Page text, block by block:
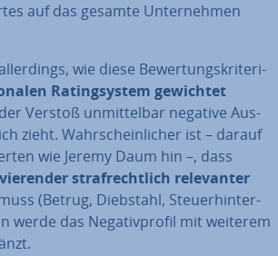
auf das gesamte Un­ter­neh­men
wie diese Be­wer­tungs­kri­te­ri­
Ra­ting­sys­tem gewichtet
Verstoß un­mit­tel­bar negative Aus­
zieht. Wahr­schein­li­cher ist – darauf
wie Jeremy Daum hin –, dass
straf­recht­lich re­le­van­ter
(Betrug, Diebstahl, Steu­er­hin­ter­
werde das Ne­ga­tiv­pro­fil mit weiterem